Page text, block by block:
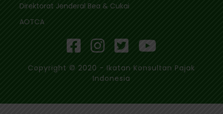
Direktorat Jenderal Bea & Cukai
AOTCA
Copyright © 2020 - Ikatan Konsultan Pajak
Indonesia